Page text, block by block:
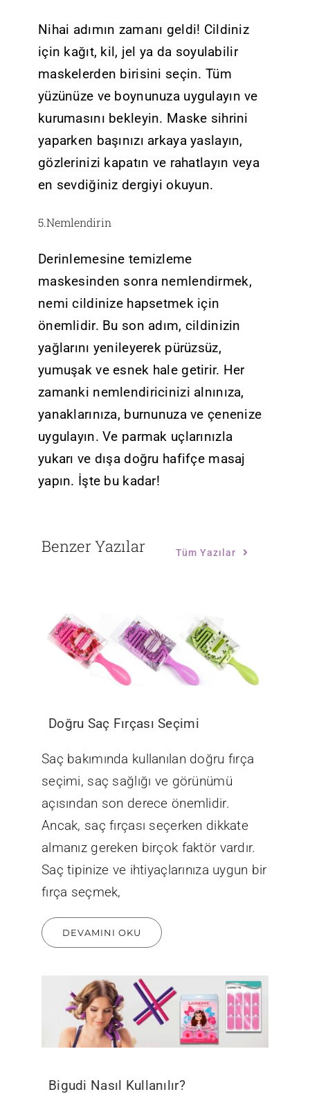
Nihai adımın zamanı geldi! Cildiniz
için kağıt, kil, jel ya da soyulabilir
maskelerden birisini seçin. Tüm
yüzünüze ve boynunuza uygulayın ve
kurumasını bekleyin. Maske sihrini
yaparken başınızı arkaya yaslayın,
gözlerinizi kapatın ve rahatlayın veya
en sevdiğiniz dergiyi okuyun.
5.Nemlendirin
Derinlemesine temizleme
maskesinden sonra nemlendirmek,
nemi cildinize hapsetmek için
önemlidir. Bu son adım, cildinizin
yağlarını yenileyerek pürüzsüz,
yumuşak ve esnek hale getirir. Her
zamanki nemlendiricinizi alnınıza,
yanaklarınıza, burnunuza ve çenenize
uygulayın. Ve parmak uçlarınızla
yukarı ve dışa doğru hafifçe masaj
yapın. İşte bu kadar!
Benzer Yazılar Tüm Yazılar
Doğru Saç Fırçası Seçimi
Saç bakımında kullanılan doğru fırça
seçimi, saç sağlığı ve görünümü
açısından son derece önemlidir.
Ancak, saç fırçası seçerken dikkate
almanız gereken birçok faktör vardır.
Saç tipinize ve ihtiyaçlarınıza uygun bir
fırça seçmek,
DEVAMINI OKU
Bigudi Nasıl Kullanılır?